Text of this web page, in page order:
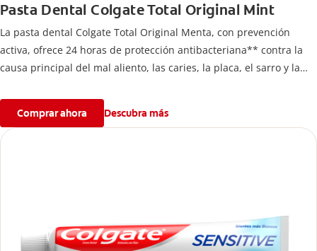
Pasta Dental Colgate Total Original Mint
La pasta dental Colgate Total Original Menta, con prevención
activa, ofrece 24 horas de protección antibacteriana** contra la
causa principal del mal aliento, las caries, la placa, el sarro y la
Comprar ahora Descubra más